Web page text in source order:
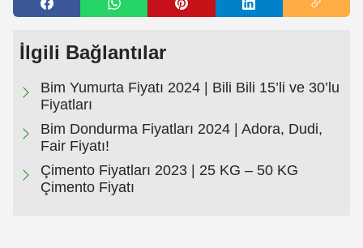
İlgili Bağlantılar
Bim Yumurta Fiyatı 2024 | Bili Bili 15’li ve 30’lu
Fiyatları
Bim Dondurma Fiyatları 2024 | Adora, Dudi,
Fair Fiyatı!
Çimento Fiyatları 2023 | 25 KG – 50 KG
Çimento Fiyatı